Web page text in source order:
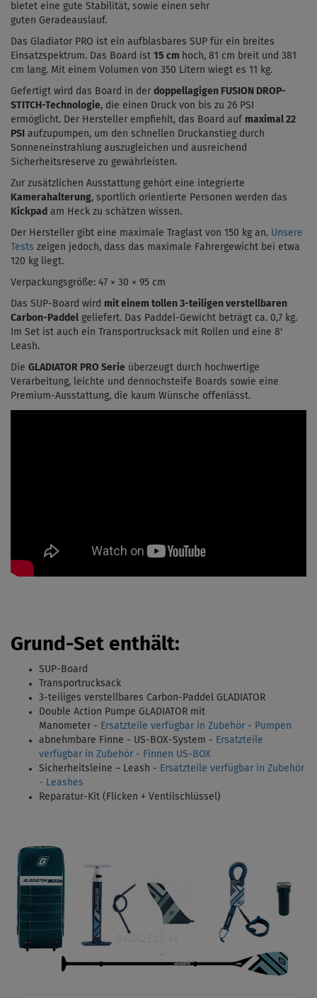
bietet eine gute Stabilität, sowie einen sehr
guten Geradeauslauf.
Das Gladiator PRO ist ein aufblasbares SUP für ein breites
Einsatzspektrum. Das Board ist 15 cm hoch, 81 cm breit und 381
cm lang. Mit einem Volumen von 350 Litern wiegt es 11 kg.
Gefertigt wird das Board in der doppellagigen FUSION DROP-
STITCH-Technologie, die einen Druck von bis zu 26 PSI
ermöglicht. Der Hersteller empfiehlt, das Board auf maximal 22
PSI aufzupumpen, um den schnellen Druckanstieg durch
Sonneneinstrahlung auszugleichen und ausreichend
Sicherheitsreserve zu gewährleisten.
Zur zusätzlichen Ausstattung gehört eine integrierte
Kamerahalterung, sportlich orientierte Personen werden das
Kickpad am Heck zu schätzen wissen.
Der Hersteller gibt eine maximale Traglast von 150 kg an. Unsere
Tests zeigen jedoch, dass das maximale Fahrergewicht bei etwa
120 kg liegt.
Verpackungsgröße: 47 × 30 × 95 cm
Das SUP-Board wird mit einem tollen 3-teiligen verstellbaren
Carbon-Paddel geliefert. Das Paddel-Gewicht beträgt ca. 0,7 kg.
Im Set ist auch ein Transportrucksack mit Rollen und eine 8‘
Leash.
Die GLADIATOR PRO Serie überzeugt durch hochwertige
Verarbeitung, leichte und dennochsteife Boards sowie eine
Premium-Ausstattung, die kaum Wünsche offenlässt.
Grund-Set enthält:
SUP-Board
Transportrucksack
3-teiliges verstellbares Carbon-Paddel GLADIATOR
Double Action Pumpe GLADIATOR mit
Manometer - Ersatzteile verfügbar in Zubehör - Pumpen
abnehmbare Finne - US-BOX-System - Ersatzteile
verfügbar in Zubehör - Finnen US-BOX
Sicherheitsleine – Leash - Ersatzteile verfügbar in Zubehör
- Leashes
Reparatur-Kit (Flicken + Ventilschlüssel)